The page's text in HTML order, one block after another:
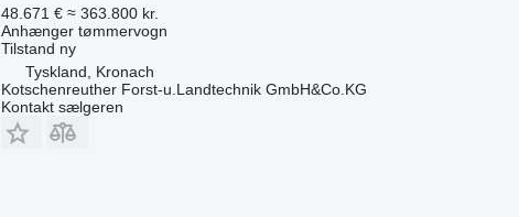
48.671 € ≈ 363.800 kr.
Anhænger tømmervogn
Tilstand ny
Tyskland, Kronach
Kotschenreuther Forst-u.Landtechnik GmbH&Co.KG
Kontakt sælgeren